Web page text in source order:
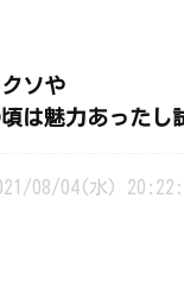
ソや
は魅力あったし
08/04(水)